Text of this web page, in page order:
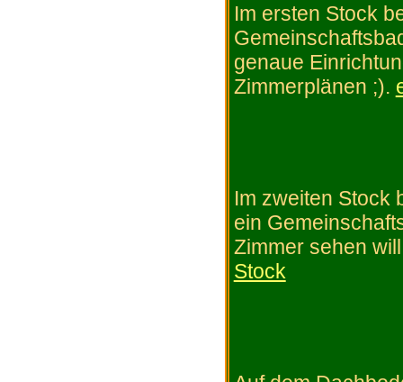
Im ersten Stock
genaue
Zimmerplänen ;).
Im zweiten Stock
ein
Zimmer sehen
Stock